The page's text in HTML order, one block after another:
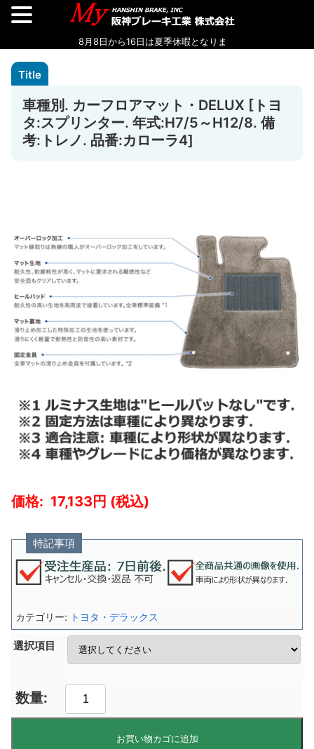
車種別. カーフロアマット・DELUX [トヨ
タ:スプリンター. 年式:H7/5～H12/8. 備
考:トレノ. 品番:カローラ4]
17,133
特記事項
選択項目
お買い物カゴに追加
カテゴリー: トヨタ・デラックス